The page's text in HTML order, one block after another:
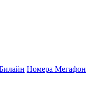
Номера Мегафон